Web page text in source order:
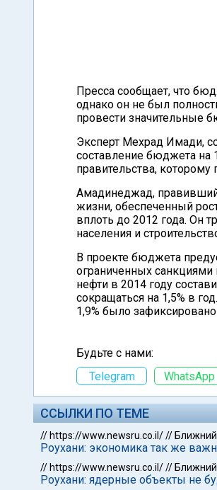
Пресса сообщает, что
однако он не был
провести значительные
Эксперт Мехрад Имади,
составление бюджета на
правительства, которому
Амадинеджад, правивший
жизни, обеспеченный
вплоть до 2012 года. Он
населения и
В проекте бюджета
ограниченных санкциями
нефти в 2014 году
сокращаться на 1,5% в
1,9% было
Будьте с нами:
Telegram
WhatsApp
ССЫЛКИ ПО ТЕМЕ
// https://www.newsru.co.il///
Роухани: экономика так же
// https://www.newsru.co.il///
Роухани: ядерные объекты не